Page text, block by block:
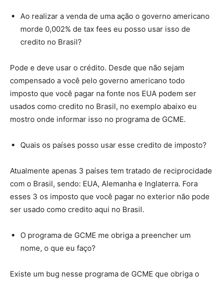
Ao realizar a venda de uma ação o governo americano
morde 0,002% de tax fees eu posso usar isso de
credito no Brasil?
Pode e deve usar o crédito. Desde que não sejam
compensado a você pelo governo americano todo
imposto que você pagar na fonte nos EUA podem ser
usados como credito no Brasil, no exemplo abaixo eu
mostro onde informar isso no programa de GCME.
Quais os países posso usar esse credito de imposto?
Atualmente apenas 3 países tem tratado de reciprocidade
com o Brasil, sendo: EUA, Alemanha e Inglaterra. Fora
esses 3 os imposto que você pagar no exterior não pode
ser usado como credito aqui no Brasil.
O programa de GCME me obriga a preencher um
nome, o que eu faço?
Existe um bug nesse programa de GCME que obriga o